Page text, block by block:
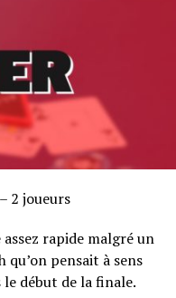
2 joueurs
rapide malgré un
pensait à sens
le début de la finale.